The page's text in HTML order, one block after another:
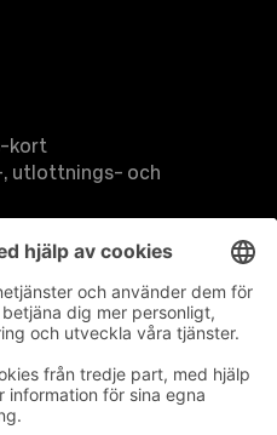
kort
, utlottnings- och
mobilappen
& information om